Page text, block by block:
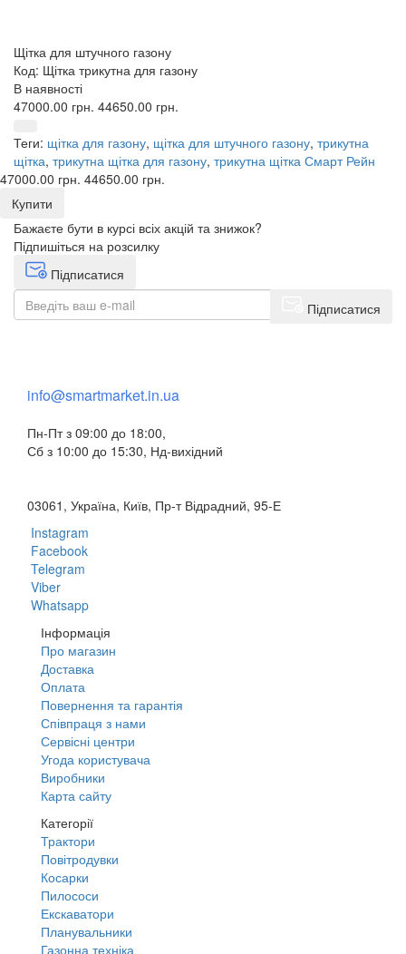
Щітка для штучного газону
Код: Щітка трикутна для газону
В наявності
47000.00 грн. 44650.00 грн.
Теги: щітка для газону, щітка для штучного газону, трикутна
щітка, трикутна щітка для газону, трикутна щітка Смарт Рейн
47000.00 грн. 44650.00 грн.
Купити
Бажаєте бути в курсі всіх акцій та знижок?
Підпишіться на розсилку
Підписатися
Підписатися
info@smartmarket.in.ua
Пн-Пт з 09:00 до 18:00,
Сб з 10:00 до 15:30, Нд-вихідний
03061, Україна, Київ, Пр-т Відрадний, 95-Е
Instagram
Facebook
Telegram
Viber
Whatsapp
Інформація
Про магазин
Доставка
Оплата
Повернення та гарантія
Співпраця з нами
Сервісні центри
Угода користувача
Виробники
Карта сайту
Категорії
Трактори
Повітродувки
Косарки
Пилососи
Екскаватори
Планувальники
Газонна техніка